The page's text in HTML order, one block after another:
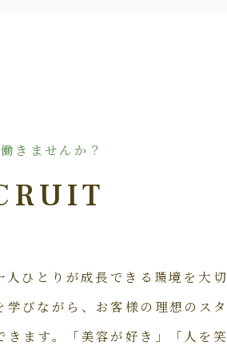
きませんか？
人ひとりが成長できる環境を大切
びながら、お客様の理想のスタ
きます。「美容が好き」「人を笑